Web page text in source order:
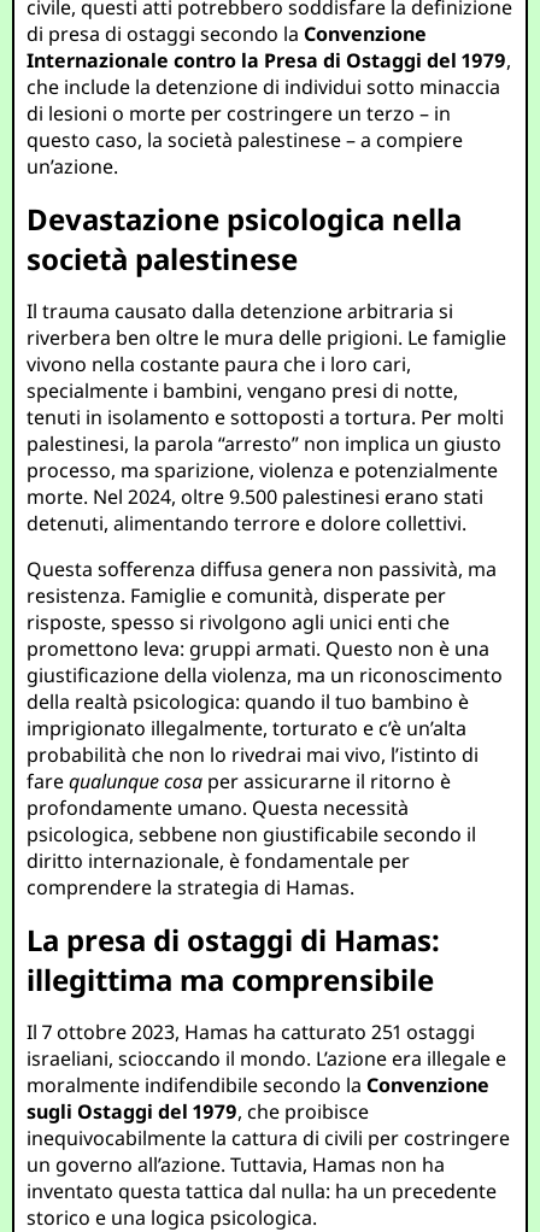
civile, questi atti potrebbero soddisfare la definizione
di presa di ostaggi secondo laConvenzione
Internazionale contro la Presa di Ostaggi del 1979,
che include la detenzione di individui sotto minaccia
di lesioni o morte per costringere un terzo – in
questo caso, la società palestinese – a compiere
un’azione.
Devastazione psicologica nella
società palestinese
Il trauma causato dalla detenzione arbitraria si
riverbera ben oltre le mura delle prigioni. Le famiglie
vivono nella costante paura che i loro cari,
specialmente i bambini, vengano presi di notte,
tenuti in isolamento e sottoposti a tortura. Per molti
palestinesi, la parola “arresto” non implica un giusto
processo, ma sparizione, violenza e potenzialmente
morte. Nel 2024, oltre 9.500 palestinesi erano stati
detenuti, alimentando terrore e dolore collettivi.
Questa sofferenza diffusa genera non passività, ma
resistenza. Famiglie e comunità, disperate per
risposte, spesso si rivolgono agli unici enti che
promettono leva: gruppi armati. Questo non è una
giustificazione della violenza, ma un riconoscimento
della realtà psicologica: quando il tuo bambino è
imprigionato illegalmente, torturato e c’è un’alta
probabilità che non lo rivedrai mai vivo, l’istinto di
farequalunque cosa per assicurarne il ritorno è
profondamente umano. Questa necessità
psicologica, sebbene non giustificabile secondo il
diritto internazionale, è fondamentale per
comprendere la strategia di Hamas.
La presa di ostaggi di Hamas:
illegittima ma comprensibile
Il 7 ottobre 2023, Hamas ha catturato 251 ostaggi
israeliani, scioccando il mondo. L’azione era illegale e
moralmente indifendibile secondo laConvenzione
sugli Ostaggi del 1979, che proibisce
inequivocabilmente la cattura di civili per costringere
un governo all’azione. Tuttavia, Hamas non ha
inventato questa tattica dal nulla: ha un precedente
storico e una logica psicologica.